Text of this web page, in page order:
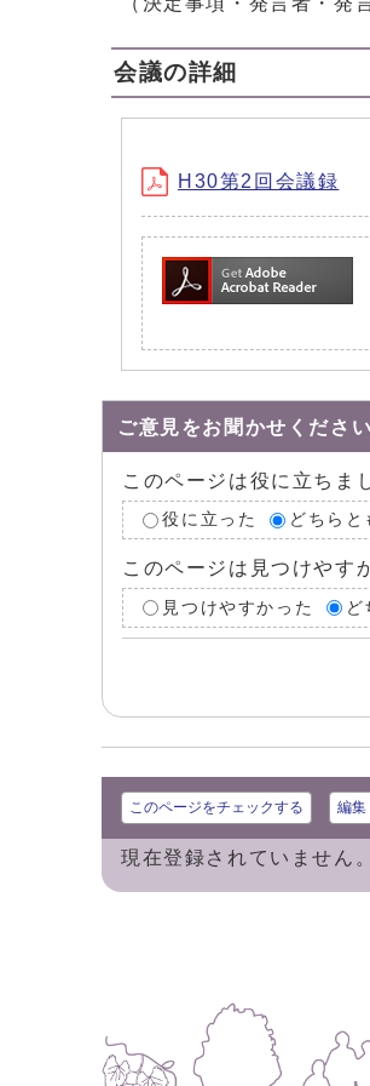
会議の詳細
H30第2回会議録
ご意見をお聞かせください
このページは役に立ちま
役に立った どちらと
このページは見つけやす
見つけやすかった ど
このページをチェックする 編集
現在登録されていません。